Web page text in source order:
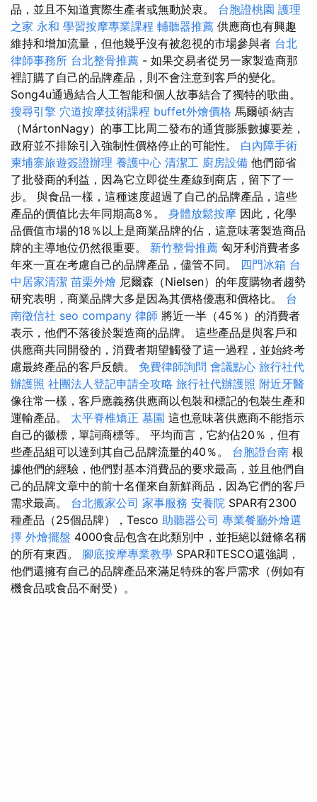
品，並且不知道實際生產者或無動於衷。 台胞證桃園 護理
之家 永和 學習按摩專業課程 輔聽器推薦 供應商也有興趣
維持和增加流量，但他幾乎沒有被忽視的市場參與者 台北
律師事務所 台北整骨推薦 - 如果交易者從另一家製造商那
裡訂購了自己的品牌產品，則不會注意到客戶的變化。
Song4u通過結合人工智能和個人故事結合了獨特的歌曲。
搜尋引擎 穴道按摩技術課程 buffet外燴價格 馬爾頓·納吉
（MártonNagy）的事工比周二發布的通貨膨脹數據要差，
政府並不排除引入強制性價格停止的可能性。 白內障手術
柬埔寨旅遊簽證辦理 養護中心 清潔工 廚房設備 他們節省
了批發商的利益，因為它立即從生產線到商店，留下了一
步。 與食品一樣，這種速度超過了自己的品牌產品，這些
產品的價值比去年同期高8％。 身體放鬆按摩 因此，化學
品價值市場的18％以上是商業品牌的佔，這意味著製造商品
牌的主導地位仍然很重要。 新竹整骨推薦 匈牙利消費者多
年來一直在考慮自己的品牌產品，儘管不同。 四門冰箱 台
中居家清潔 苗栗外燴 尼爾森（Nielsen）的年度購物者趨勢
研究表明，商業品牌大多是因為其價格優惠和價格比。 台
南徵信社 seo company 律師 將近一半（45％）的消費者
表示，他們不落後於製造商的品牌。 這些產品是與客戶和
供應商共同開發的，消費者期望觸發了這一過程，並始終考
慮最終產品的客戶反饋。 免費律師詢問 會議點心 旅行社代
辦護照 社團法人登記申請全攻略 旅行社代辦護照 附近牙醫
像往常一樣，客戶應義務供應商以包裝和標記的包裝生產和
運輸產品。 太平脊椎矯正 墓園 這也意味著供應商不能指示
自己的徽標，單詞商標等。 平均而言，它約佔20％，但有
些產品組可以達到其自己品牌流量的40％。 台胞證台南 根
據他們的經驗，他們對基本消費品的要求最高，並且他們自
己的品牌文章中的前十名僅來自新鮮商品，因為它們的客戶
需求最高。 台北搬家公司 家事服務 安養院 SPAR有2300
種產品（25個品牌），Tesco 助聽器公司 專業餐廳外燴選
擇 外燴擺盤 4000食品包含在此類別中，並拒絕以鏈條名稱
的所有東西。 腳底按摩專業教學 SPAR和TESCO還強調，
他們還擁有自己的品牌產品來滿足特殊的客戶需求（例如有
機食品或食品不耐受）。